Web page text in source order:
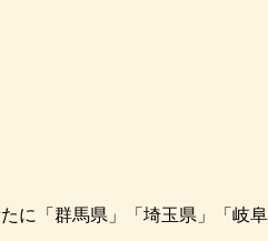
に「群馬県」「埼玉県」「岐